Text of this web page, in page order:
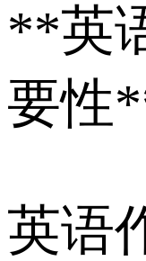
**英
要性
英语